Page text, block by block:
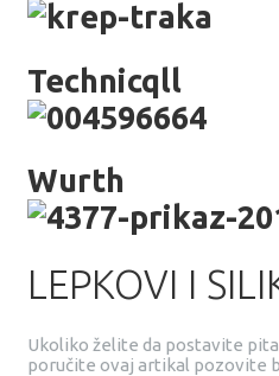
Technicqll
Wurth
LEPKOVI I
Ukoliko želite da postavite
poručite ovaj artikal pozovite